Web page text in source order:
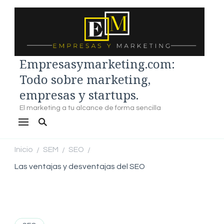
Empresasymarketing.com:
Todo sobre marketing,
empresas y startups.
El marketing a tu alcance de forma sencilla
Inicio / SEM / SEO /
Las ventajas y desventajas del SEO